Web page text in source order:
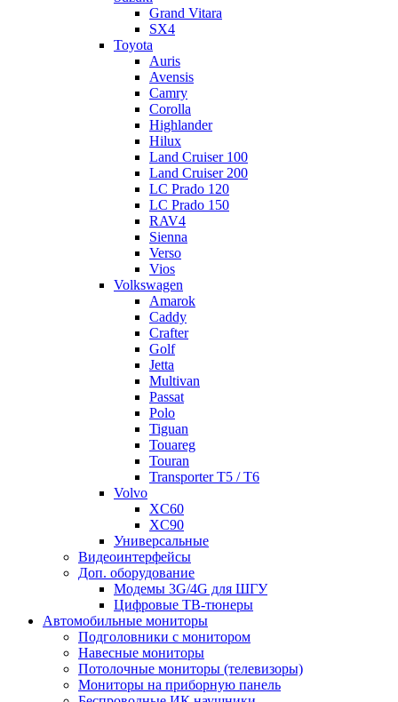
Grand Vitara
SX4
Toyota
Auris
Avensis
Camry
Corolla
Highlander
Hilux
Land Cruiser 100
Land Cruiser 200
LC Prado 120
LC Prado 150
RAV4
Sienna
Verso
Vios
Volkswagen
Amarok
Caddy
Crafter
Golf
Jetta
Multivan
Passat
Polo
Tiguan
Touareg
Touran
Transporter T5 / T6
Volvo
XC60
XC90
Универсальные
Видеоинтерфейсы
Доп. оборудование
Модемы 3G/4G для ШГУ
Цифровые ТВ-тюнеры
Автомобильные мониторы
Подголовники с монитором
Навесные мониторы
Потолочные мониторы (телевизоры)
Мониторы на приборную панель